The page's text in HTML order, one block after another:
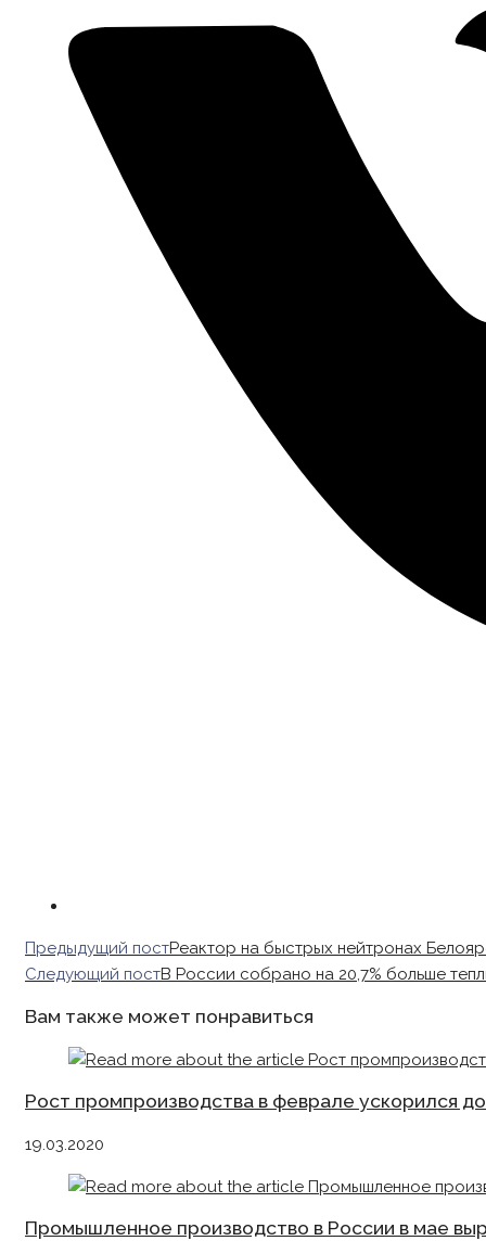
Read
more
Предыдущий постРеактор на быстрых нейтронах
Следующий постВ России собрано на 20,7% больше
Вам также может понравиться
Рост промпроизводства в феврале ускорился до
19.03.2020
Промышленное производство в России в мае